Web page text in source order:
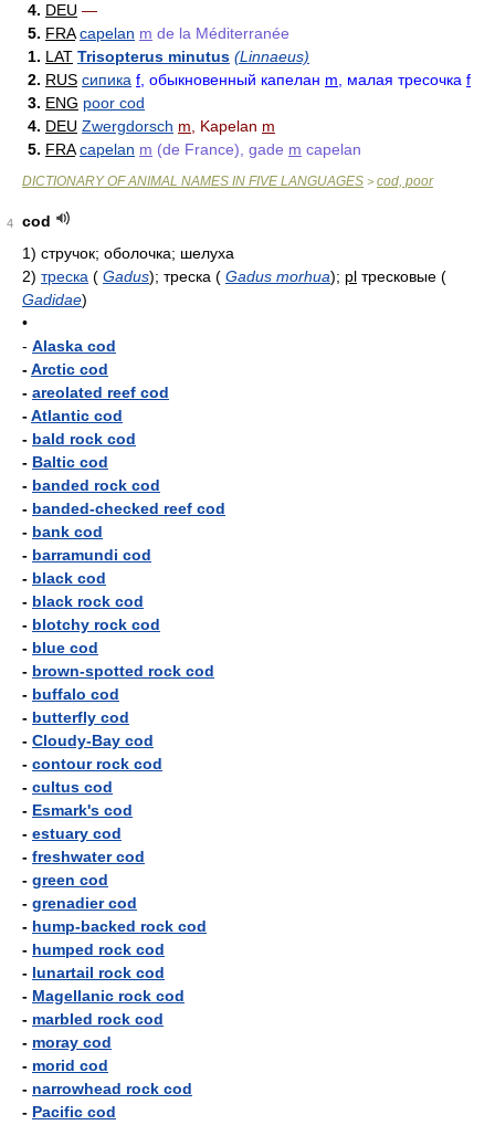
4. DEU —
5. FRA capelan m de la Méditerranée
1. LAT Trisopterus minutus (Linnaeus)
2. RUS сипика f , обыкновенный капелан m , малая тресочка f
3. ENG poor cod
4. DEU Zwergdorsch m , Kapelan m
5. FRA capelan m (de France), gade m capelan
DICTIONARY OF ANIMAL NAMES IN FIVE LANGUAGES > cod, poor
4
cod
1) стручок; оболочка; шелуха
2) треска ( Gadus); треска ( Gadus morhua); pl тресковые (
Gadidae)
•
- Alaska cod
-Arctic cod
- areolated reef cod
-Atlantic cod
- bald rock cod
- Baltic cod
- banded rock cod
- banded-checked reef cod
- bank cod
- barramundi cod
- black cod
- black rock cod
- blotchy rock cod
- blue cod
- brown-spotted rock cod
- buffalo cod
- butterfly cod
- Cloudy-Bay cod
- contour rock cod
- cultus cod
- Esmark's cod
- estuary cod
- freshwater cod
- green cod
- grenadier cod
- hump-backed rock cod
- humped rock cod
- lunartail rock cod
- Magellanic rock cod
- marbled rock cod
- moray cod
- morid cod
- narrowhead rock cod
- Pacific cod